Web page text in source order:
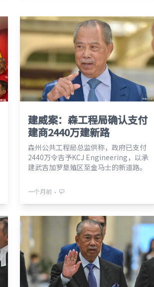
建威案：森工程局确认支付
建商2440万建新路
森州公共工程局总监供称，政府已支付
2440万令吉予KCJ Engineering，以承
建武吉加罗垦殖区至金马士的新道路。
一个月前 ⋅